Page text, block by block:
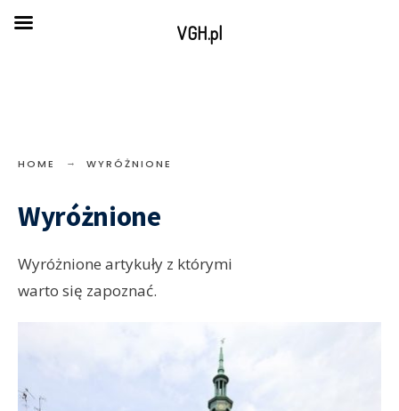
HOME WYRÓŻNIONE
Wyróżnione
Wyróżnione artykuły z którymi
warto się zapoznać.
VGH.pl